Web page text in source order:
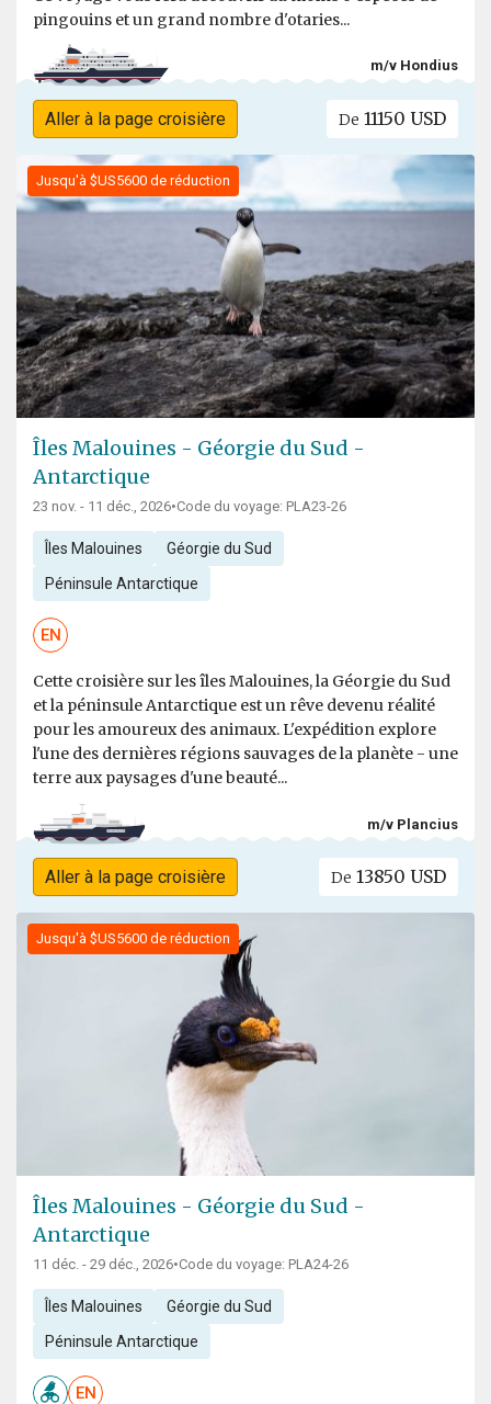
pingouins et un grand nombre d'otaries...
m/v Hondius
Aller à la page croisière De 11150 USD
Jusqu'à $US5600 de réduction
Îles Malouines - Géorgie du Sud -
Antarctique
23 nov. - 11 déc., 2026•Code du voyage: PLA23-26
Îles Malouines Géorgie du Sud
Péninsule Antarctique
EN
Cette croisière sur les îles Malouines, la Géorgie du Sud
et la péninsule Antarctique est un rêve devenu réalité
pour les amoureux des animaux. L'expédition explore
l'une des dernières régions sauvages de la planète - une
terre aux paysages d'une beauté...
m/v Plancius
Aller à la page croisière De 13850 USD
Jusqu'à $US5600 de réduction
Îles Malouines - Géorgie du Sud -
Antarctique
11 déc. - 29 déc., 2026•Code du voyage: PLA24-26
Îles Malouines Géorgie du Sud
Péninsule Antarctique
EN